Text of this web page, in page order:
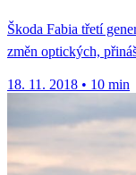
Škoda Fabia třetí
změn optických,
18. 11. 2018 • 10 min